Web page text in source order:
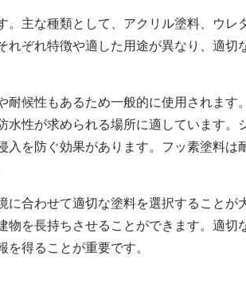
主な種類として、アクリル塗料、ウレ
れぞれ特徴や適した用途が異なり、適切
耐候性もあるため一般的に使用されます
水性が求められる場所に適しています。
入を防ぐ効果があります。フッ素塗料は
に合わせて適切な塗料を選択することが
物を長持ちさせることができます。適切
得ることが重要です。